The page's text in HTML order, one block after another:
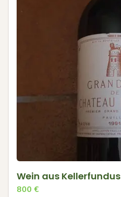
Wein aus Kellerfundus
800 €